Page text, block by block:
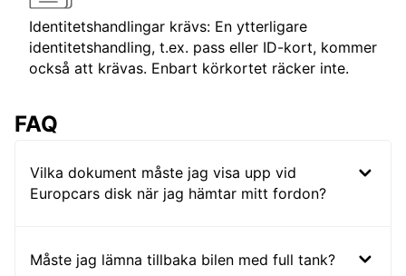
Identitetshandlingar krävs: En ytterligare
identitetshandling, t.ex. pass eller ID-kort, kommer
också att krävas. Enbart körkortet räcker inte.
FAQ
Vilka dokument måste jag visa upp vid
Europcars disk när jag hämtar mitt fordon?
Måste jag lämna tillbaka bilen med full tank?